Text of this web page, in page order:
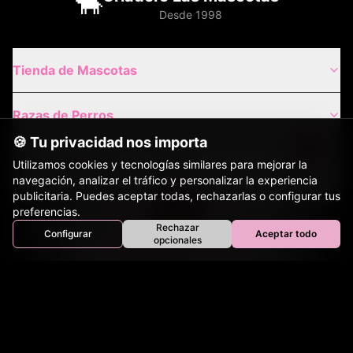
Inicio Perros Tienda Bovinos Aves
Desde 1998
Tienda de Mascotas
Razas de Perros
Gatos de Raza
Envíos Nacionales
Envíos Internacionales
🍪 Tu privacidad nos importa
Utilizamos cookies y tecnologías similares para mejorar la
navegación, analizar el tráfico y personalizar la experiencia
publicitaria. Puedes aceptar todas, rechazarlas o configurar tus
preferencias.
Configurar
Rechazar
opcionales
Aceptar todo